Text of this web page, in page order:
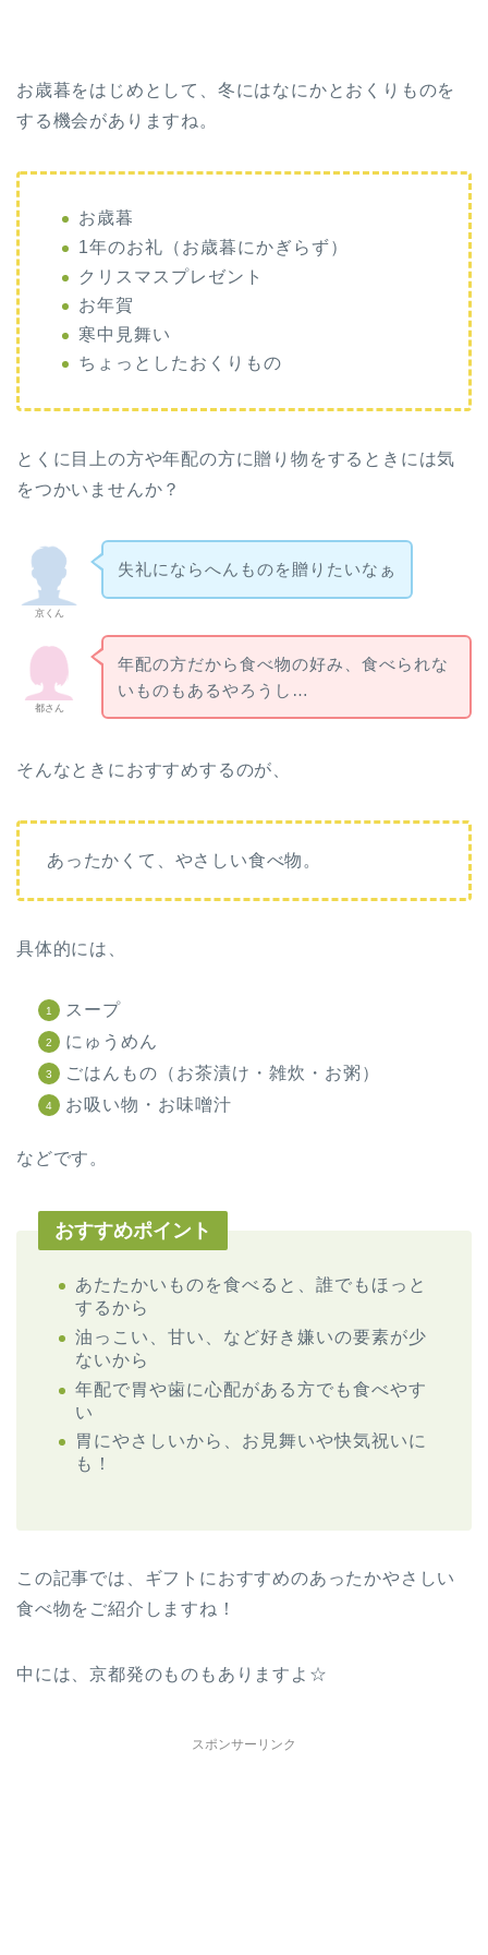
お歳暮をはじめとして、冬にはなにかとおくりものを
する機会がありますね。
お歳暮
1年のお礼（お歳暮にかぎらず）
クリスマスプレゼント
お年賀
寒中見舞い
ちょっとしたおくりもの
とくに目上の方や年配の方に贈り物をするときには気
をつかいませんか？
京くん
失礼にならへんものを贈りたいなぁ
都さん
年配の方だから食べ物の好み、食べられな
いものもあるやろうし…
そんなときにおすすめするのが、
あったかくて、やさしい食べ物。
具体的には、
スープ
にゅうめん
ごはんもの（お茶漬け・雑炊・お粥）
お吸い物・お味噌汁
などです。
おすすめポイント
あたたかいものを食べると、誰でもほっと
するから
油っこい、甘い、など好き嫌いの要素が少
ないから
年配で胃や歯に心配がある方でも食べやす
い
胃にやさしいから、お見舞いや快気祝いに
も！
この記事では、ギフトにおすすめのあったかやさしい
食べ物をご紹介しますね！
中には、京都発のものもありますよ☆
スポンサーリンク